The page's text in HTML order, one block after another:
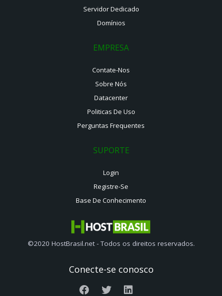
Servidor Dedicado
Domínios
EMPRESA
Contate-Nos
Sobre Nós
Datacenter
Politicas De Uso
Perguntas Frequentes
SUPORTE
Login
Registre-Se
Base De Conhecimento
©2020 HostBrasil.net - Todos os direitos reservados.
Conecte-se conosco